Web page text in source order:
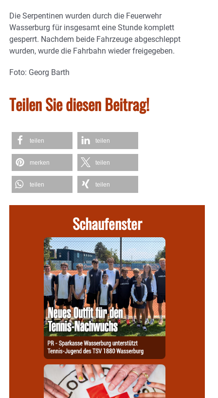
Die Serpentinen wurden durch die Feuerwehr
Wasserburg für insgesamt eine Stunde komplett
gesperrt. Nachdem beide Fahrzeuge abgeschleppt
wurden, wurde die Fahrbahn wieder freigegeben.
Foto: Georg Barth
Teilen Sie diesen Beitrag!
teilen teilen
merken teilen
teilen teilen
Schaufenster